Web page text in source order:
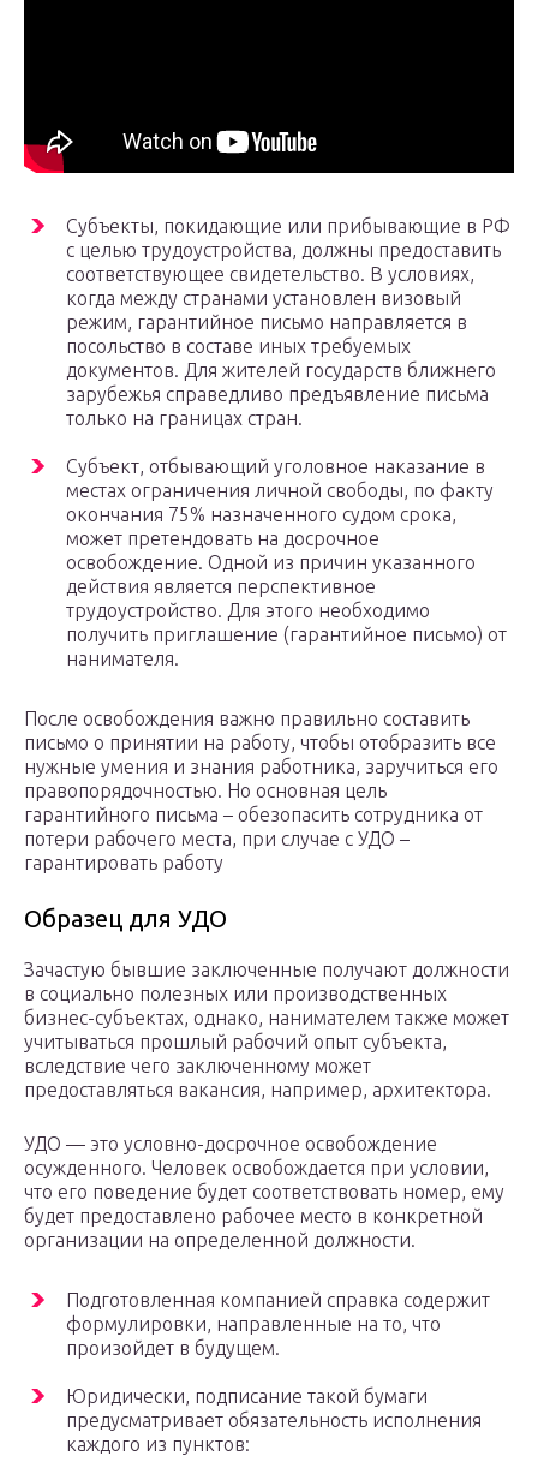
Субъекты, покидающие или прибывающие в РФ
с целью трудоустройства, должны предоставить
соответствующее свидетельство. В условиях,
когда между странами установлен визовый
режим, гарантийное письмо направляется в
посольство в составе иных требуемых
документов. Для жителей государств ближнего
зарубежья справедливо предъявление письма
только на границах стран.
Субъект, отбывающий уголовное наказание в
местах ограничения личной свободы, по факту
окончания 75% назначенного судом срока,
может претендовать на досрочное
освобождение. Одной из причин указанного
действия является перспективное
трудоустройство. Для этого необходимо
получить приглашение (гарантийное письмо) от
нанимателя.
После освобождения важно правильно составить
письмо о принятии на работу, чтобы отобразить все
нужные умения и знания работника, заручиться его
правопорядочностью. Но основная цель
гарантийного письма – обезопасить сотрудника от
потери рабочего места, при случае с УДО –
гарантировать работу
Образец для УДО
Зачастую бывшие заключенные получают должности
в социально полезных или производственных
бизнес-субъектах, однако, нанимателем также может
учитываться прошлый рабочий опыт субъекта,
вследствие чего заключенному может
предоставляться вакансия, например, архитектора.
УДО — это условно-досрочное освобождение
осужденного. Человек освобождается при условии,
что его поведение будет соответствовать номер, ему
будет предоставлено рабочее место в конкретной
организации на определенной должности.
Подготовленная компанией справка содержит
формулировки, направленные на то, что
произойдет в будущем.
Юридически, подписание такой бумаги
предусматривает обязательность исполнения
каждого из пунктов: